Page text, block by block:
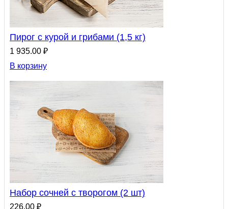
Пирог с курой и грибами (1,5 кг)
1 935.00 ₽
В корзину
Набор сочней с творогом (2 шт)
226.00 ₽